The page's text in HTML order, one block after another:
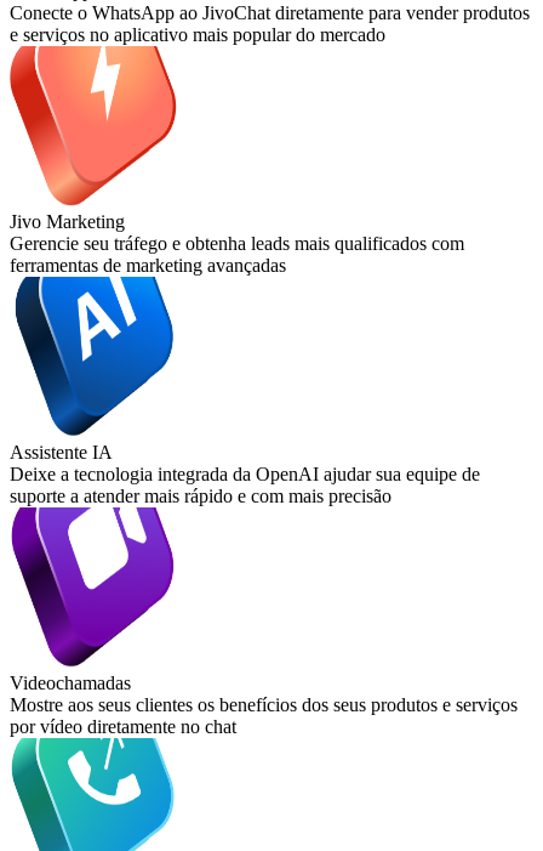
Conecte o WhatsApp ao JivoChat diretamente para vender produtos
e serviços no aplicativo mais popular do mercado
Jivo Marketing
Gerencie seu tráfego e obtenha leads mais qualificados com
ferramentas de marketing avançadas
Assistente IA
Deixe a tecnologia integrada da OpenAI ajudar sua equipe de
suporte a atender mais rápido e com mais precisão
Videochamadas
Mostre aos seus clientes os benefícios dos seus produtos e serviços
por vídeo diretamente no chat